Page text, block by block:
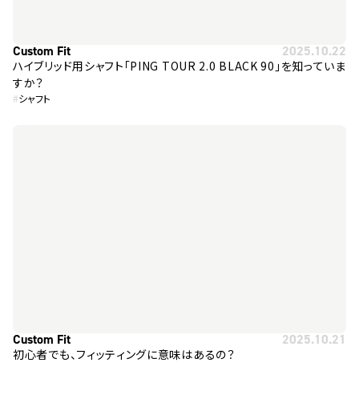
Custom Fit 2025.10.22
ハイブリッド用シャフト「PING TOUR 2.0 BLACK 90」を知っていま
すか？
#シャフト
Custom Fit 2025.10.21
初心者でも、フィッティングに意味はあるの？